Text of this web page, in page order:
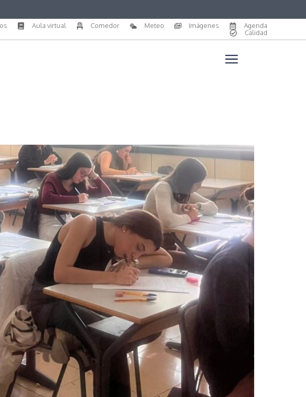
Aula virtual Comedor Meteo Imágenes
Agenda
Calidad